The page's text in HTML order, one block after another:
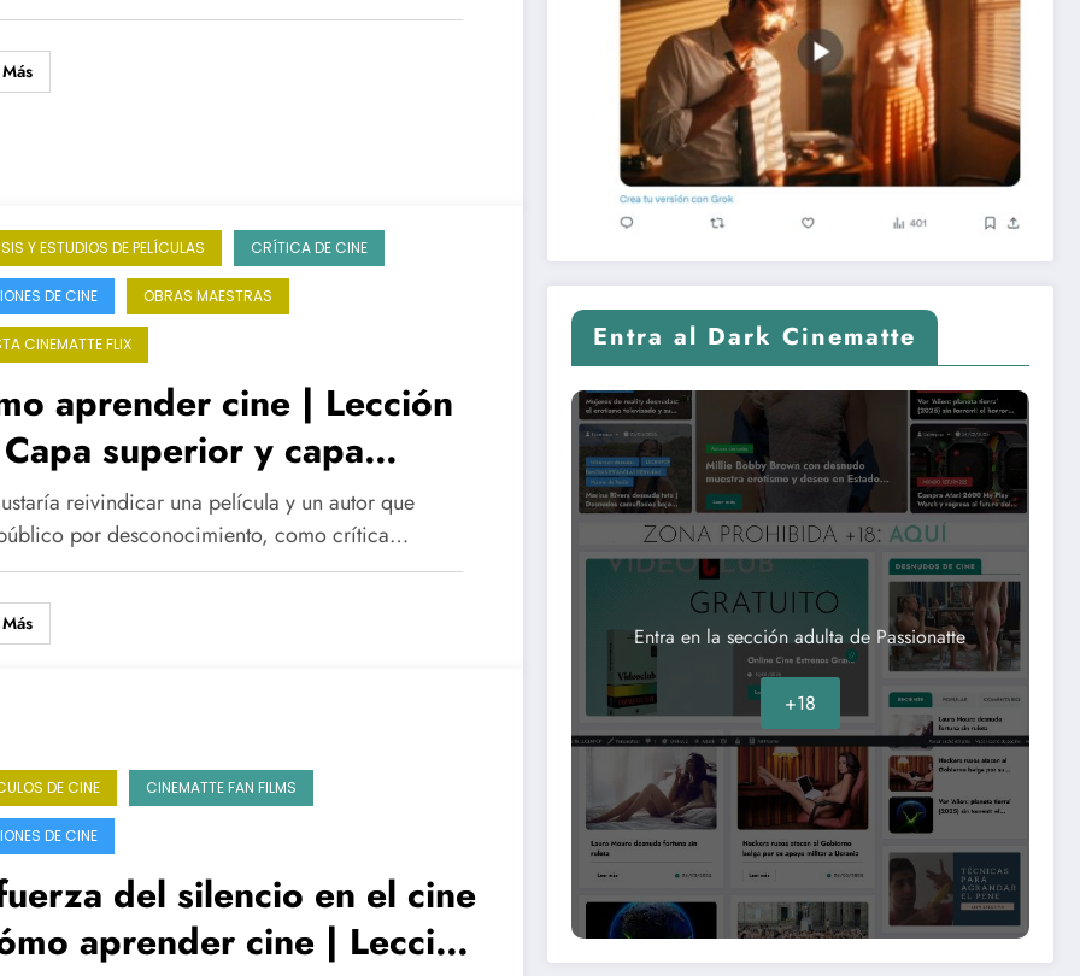
Y ESTUDIOS DE PELÍCULAS CRÍTICA DE CINE
DE CINE OBRAS MAESTRAS
CINEMATTE FLIX
aprender cine | Lección
superior y capa
| El Incidente de M.
Shyamalan
reivindicar una película y un autor que
por desconocimiento, como crítica…
DE CINE CINEMATTE FAN FILMS
DE CINE
del silencio en el cine
aprender cine | Lección
Entra al Dark Cinematte
Entra en la sección adulta de Passionatte
+18